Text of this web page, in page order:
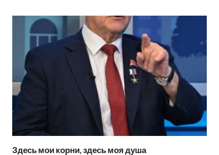
Здесь мои корни, здесь моя душа